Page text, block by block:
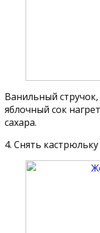
Ванильный
яблочный сок
сахара.
4. Снять кастрюльку